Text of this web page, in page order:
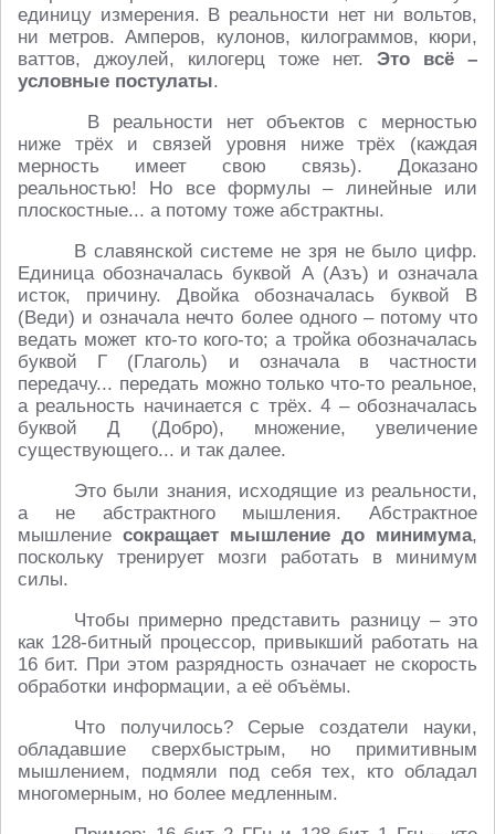
единицу измерения. В реальности нет ни вольтов,
ни метров. Амперов, кулонов, килограммов, кюри,
ваттов, джоулей, килогерц тоже нет. Это всё –
условные постулаты.
В реальности нет объектов с мерностью
ниже трёх и связей уровня ниже трёх (каждая
мерность имеет свою связь). Доказано
реальностью! Но все формулы – линейные или
плоскостные... а потому тоже абстрактны.
В славянской системе не зря не было цифр.
Единица обозначалась буквой А (Азъ) и означала
исток, причину. Двойка обозначалась буквой В
(Веди) и означала нечто более одного – потому что
ведать может кто-то кого-то; а тройка обозначалась
буквой Г (Глаголь) и означала в частности
передачу... передать можно только что-то реальное,
а реальность начинается с трёх. 4 – обозначалась
буквой Д (Добро), множение, увеличение
существующего... и так далее.
Это были знания, исходящие из реальности,
а не абстрактного мышления. Абстрактное
мышление сокращает мышление до минимума,
поскольку тренирует мозги работать в минимум
силы.
Чтобы примерно представить разницу – это
как 128-битный процессор, привыкший работать на
16 бит. При этом разрядность означает не скорость
обработки информации, а её объёмы.
Что получилось? Серые создатели науки,
обладавшие сверхбыстрым, но примитивным
мышлением, подмяли под себя тех, кто обладал
многомерным, но более медленным.